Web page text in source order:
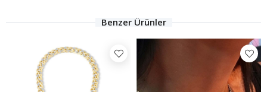
Benzer Ürünler